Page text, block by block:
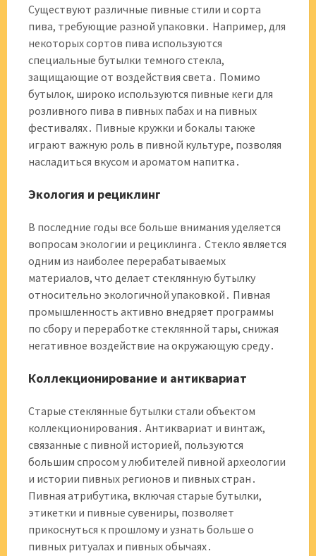
Существуют различные пивные стили и сорта
пива, требующие разной упаковки․ Например, для
некоторых сортов пива используются
специальные бутылки темного стекла,
защищающие от воздействия света․ Помимо
бутылок, широко используются пивные кеги для
розливного пива в пивных пабах и на пивных
фестивалях․ Пивные кружки и бокалы также
играют важную роль в пивной культуре, позволяя
насладиться вкусом и ароматом напитка․
Экология и рециклинг
В последние годы все больше внимания уделяется
вопросам экологии и рециклинга․ Стекло является
одним из наиболее перерабатываемых
материалов, что делает стеклянную бутылку
относительно экологичной упаковкой․ Пивная
промышленность активно внедряет программы
по сбору и переработке стеклянной тары, снижая
негативное воздействие на окружающую среду․
Коллекционирование и антиквариат
Старые стеклянные бутылки стали объектом
коллекционирования․ Антиквариат и винтаж,
связанные с пивной историей, пользуются
большим спросом у любителей пивной археологии
и истории пивных регионов и пивных стран․
Пивная атрибутика, включая старые бутылки,
этикетки и пивные сувениры, позволяет
прикоснуться к прошлому и узнать больше о
пивных ритуалах и пивных обычаях․